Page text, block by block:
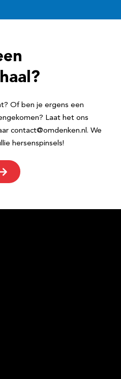
Of ben je ergens een
Laat het ons
contact@omdenken.nl. We
hersenspinsels!